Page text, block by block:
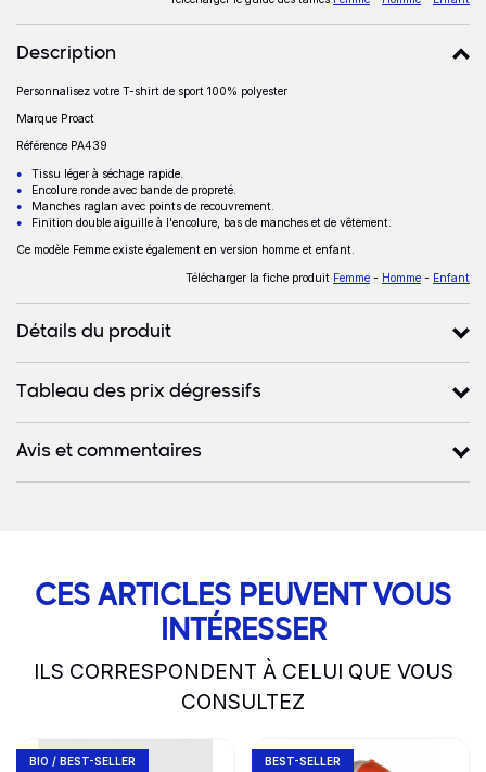
Description
Description
Personnalisez votre T-shirt de sport 100% polyester
Marque Proact
Référence PA439
Tissu léger à séchage rapide.
Encolure ronde avec bande de propreté.
Manches raglan avec points de recouvrement.
Finition double aiguille à l'encolure, bas de manches et de vêtement.
Ce modèle Femme existe également en version homme et enfant.
Télécharger la fiche produit Femme - Homme - Enfant
Détails du produit
Tableau des prix dégressifs
Avis et commentaires
CES ARTICLES PEUVENT VOUS
INTÉRESSER
ILS CORRESPONDENT À CELUI QUE VOUS
CONSULTEZ
slide1 to 2of 5
BIO / BEST-SELLER
Go to product page BEST-SELLER
Go to product page